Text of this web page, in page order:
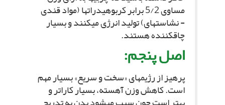
مساوى 5/2 برابر کربوهیدرات‏ها (مواد قندى
- نشاسته‏اى) تولید انرژى مى‏کنند و بسیار
چاق‏کننده هستند.
اصل پنجم:
پرهیز از رژیم‏هاى «سخت و سریع» بسیار مهم
است. کاهش وزن آهسته، بسیار کاراتر و